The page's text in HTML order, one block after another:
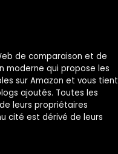
de comparaison et de
moderne qui propose les
sur Amazon et vous tient
ajoutés. Toutes les
leurs propriétaires
cité est dérivé de leurs